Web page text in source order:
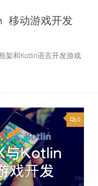
移动游戏开发
架和Kotlin语言开发游戏
0